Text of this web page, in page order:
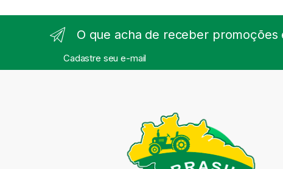
O que acha de receber promoções
Cadastre seu e-mail